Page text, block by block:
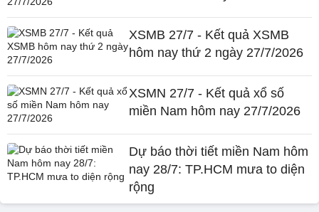
XSMB 27/7 - Kết quả XSMB
hôm nay thứ 2 ngày 27/7/2026
XSMN 27/7 - Kết quả xổ số
miền Nam hôm nay 27/7/2026
Dự báo thời tiết miền Nam hôm
nay 28/7: TP.HCM mưa to diện
rộng